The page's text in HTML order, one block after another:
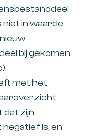
niet in waarde
bij gekomen
met het
dat zijn
is, en